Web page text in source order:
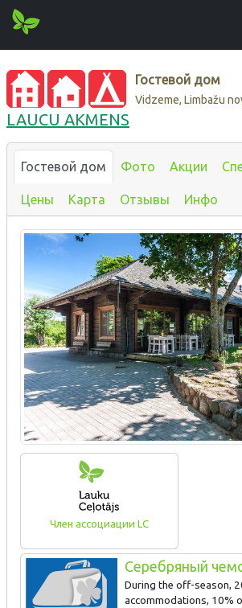
Гостевой дом
Vidzeme, Limbažu
LAUCU AKMENS
Гостевой дом Фото Акции
Цены Карта Отзывы Инфо
Член ассоциации LC
Серебряный
During the off-season,
accommodations, 10%